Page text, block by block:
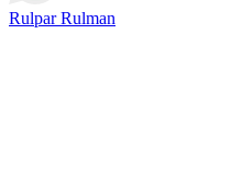
Rulpar Rulman